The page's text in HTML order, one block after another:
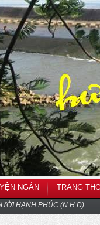
NGẮN TRANG
HẠNH PHÚC (N.H.D)